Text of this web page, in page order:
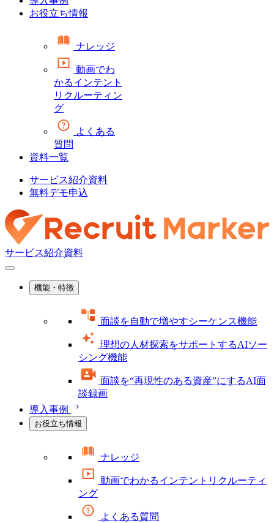
お役立ち情報
ナレッジ
動画でわ
かるインテント
リクルーティン
グ
よくある
質問
資料一覧
サービス紹介資料
無料デモ申込
サービス紹介資料
機能・特徴
面談を自動で増やすシーケンス機能
理想の人材探索をサポートするAIソー
シング機能
面談を“再現性のある資産”にするAI面
談録画
導入事例
お役立ち情報
ナレッジ
動画でわかるインテントリクルーティ
ング
よくある質問